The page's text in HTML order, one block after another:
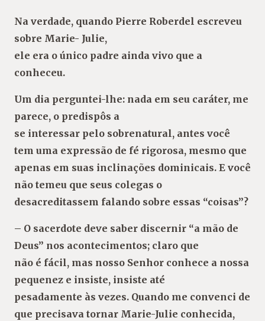
Na verdade, quando Pierre Roberdel escreveu
sobre Marie- Julie,
ele era o único padre ainda vivo que a
conheceu.
Um dia perguntei-lhe: nada em seu caráter, me
parece, o predispôs a
se interessar pelo sobrenatural, antes você
tem uma expressão de fé rigorosa, mesmo que
apenas em suas inclinações dominicais. E você
não temeu que seus colegas o
desacreditassem falando sobre essas “coisas”?
– O sacerdote deve saber discernir “a mão de
Deus” nos acontecimentos; claro que
não é fácil, mas nosso Senhor conhece a nossa
pequenez e insiste, insiste até
pesadamente às vezes. Quando me convenci de
que precisava tornar Marie-Julie conhecida,